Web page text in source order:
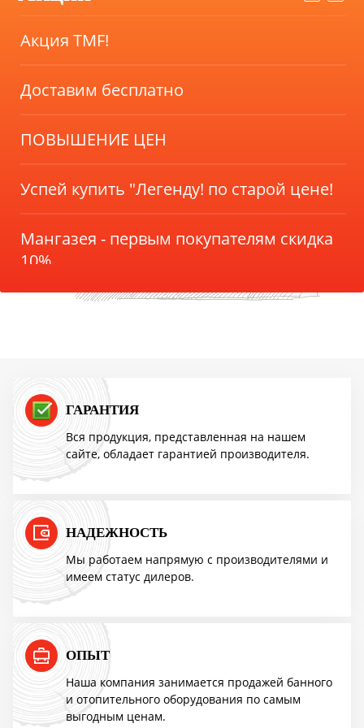
Акция TMF!
Доставим бесплатно
ПОВЫШЕНИЕ ЦЕН
Успей купить "Легенду! по старой цене!
Мангазея - первым покупателям скидка
10%
ПОВЫШЕНИЕ ЦЕН
Успей купить "Легенду! по старой цене!
10%
Акция TMF!
ПОВЫШЕНИЕ ЦЕН
ГАРАНТИЯ
Вся продукция, представленная на нашем
сайте, обладает гарантией производителя.
НАДЕЖНОСТЬ
Мы работаем напрямую с производителями и
имеем статус дилеров.
ОПЫТ
Наша компания занимается продажей банного
и отопительного оборудования по самым
выгодным ценам.